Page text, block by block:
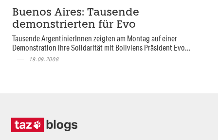
Buenos Aires: Tausende
demonstrierten für Evo
Tausende ArgentinierInnen zeigten am Montag auf einer
Demonstration ihre Solidarität mit Boliviens Präsident Evo...
19.09.2008